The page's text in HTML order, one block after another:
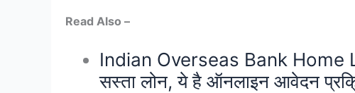
Read Also –
Indian Overseas Bank Home
सस्ता लोन, ये है ऑनलाइन आवेदन